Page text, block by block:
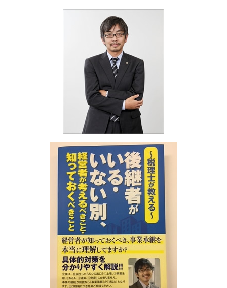
相続税 無申告
相続税 いくらから 生前贈与
相続税 無申告加算税
相続税 節税 土地
相続税 期限後申告 ペナルティ
相続税 法定相続分
海外進出サポート 明石市
事業承継・M&A 京都府
海外進出サポート 兵庫県
融資・助成金 奈良県
融資・助成金 大阪府
海外進出サポート 神戸市
医療法人設立支援・顧問 姫路市
海外進出サポート 京都府
融資・助成金 京都府
海外進出サポート 大阪府